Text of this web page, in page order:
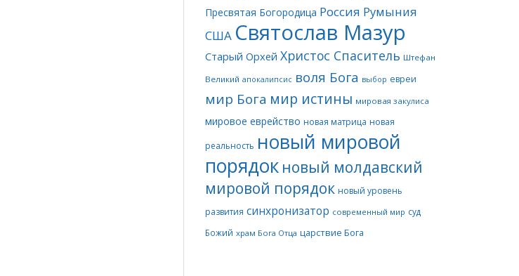
Пресвятая Богородица Россия Румыния
США Святослав Мазур
Старый Орхей Христос Спаситель Штефан
Великий апокалипсис воля Бога выбор евреи
мир Бога мир истины мировая закулиса
мировое еврейство новая матрица новая
реальность новый мировой
порядок новый молдавский
мировой порядок новый уровень
развития синхронизатор современный мир суд
Божий храм Бога Отца царствие Бога